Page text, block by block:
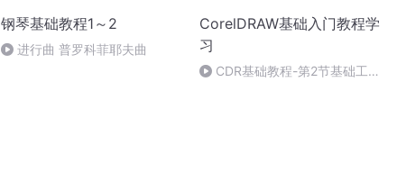
钢琴基础教程1～2
进行曲 普罗科菲耶夫曲
CorelDRAW基础入门教程学
习
CDR基础教程-第2节基础工